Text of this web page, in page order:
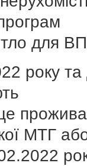
для
року та
МТГ